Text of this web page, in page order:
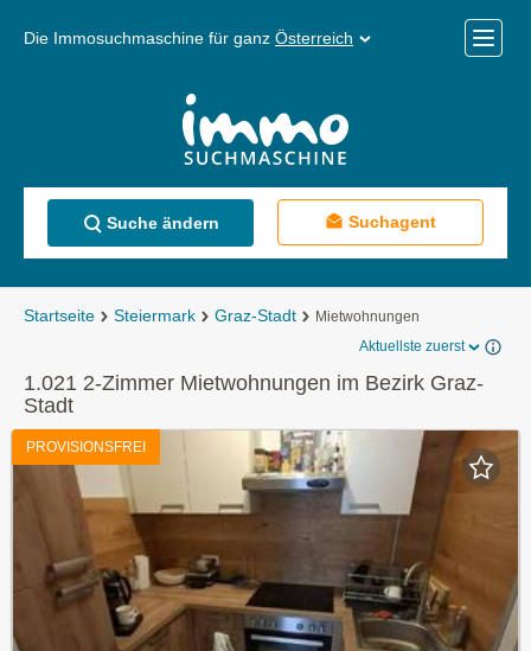
Die Immosuchmaschine für ganz Österreich
Menü
Suche ändern Suchagent
Startseite Steiermark Graz-Stadt
Mietwohnungen
Aktuellste zuerst
1.021 2-Zimmer Mietwohnungen im Bezirk Graz-
Stadt
PROVISIONSFREI